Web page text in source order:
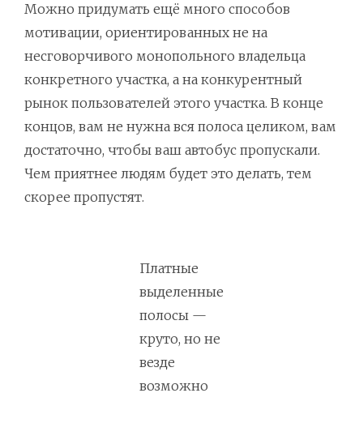
Можно придумать ещё много способов
мотивации, ориентированных не на
несговорчивого монопольного владельца
конкретного участка, а на конкурентный
рынок пользователей этого участка. В конце
концов, вам не нужна вся полоса целиком, вам
достаточно, чтобы ваш автобус пропускали.
Чем приятнее людям будет это делать, тем
скорее пропустят.
Платные
выделенные
полосы —
круто, но не
везде
возможно